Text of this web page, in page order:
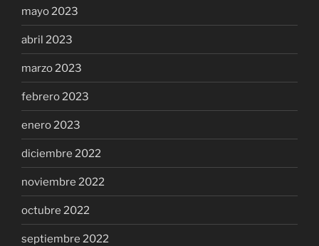
mayo 2023
abril 2023
marzo 2023
febrero 2023
enero 2023
diciembre 2022
noviembre 2022
octubre 2022
septiembre 2022